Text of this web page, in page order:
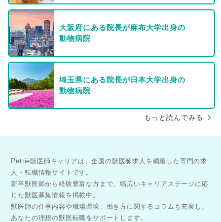
大阪府にある院長が麻布大学出身の
動物病院
埼玉県にある院長が日本大学出身の
動物病院
もっと読んでみる
Pettie獣医師キャリアは、全国の獣医師求人を網羅した専門の求
人・転職情報サイトです。
新卒獣医師から経験豊富な方まで、幅広いキャリアステージに応
じた獣医募集情報を掲載中。
獣医師の仕事内容や職場環境、働き方に関するコラムも充実し、
あなたの理想の獣医転職をサポートします。